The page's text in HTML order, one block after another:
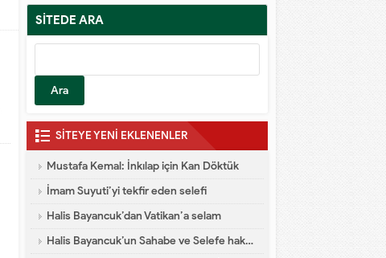
SİTEDE ARA
SİTEYE YENİ EKLENENLER
Mustafa Kemal: İnkılap için Kan Döktük
İmam Suyuti’yi tekfir eden selefi
Halis Bayancuk’dan Vatikan’a selam
Halis Bayancuk’un Sahabe ve Selefe hakareti